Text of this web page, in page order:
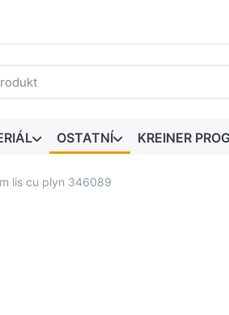
První výsledky se zobrazí
OSTATNÍ KREINER
lis cu plyn 346089